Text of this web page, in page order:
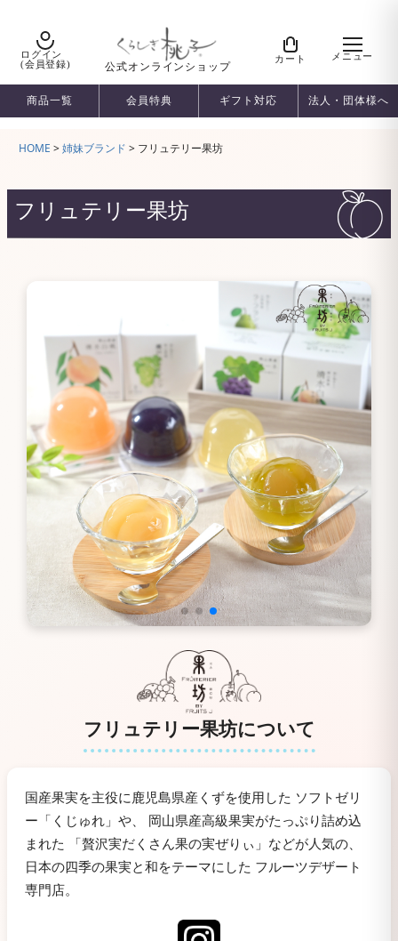
ログイン
(会員登録)
公式オンラインショップ
カート メニュー
商品一覧 会員特典 ギフト対応 法人・団体様へ
HOME 姉妹ブランド フリュテリー果坊
フリュテリー果坊
フリュテリー果坊について
国産果実を主役に鹿児島県産くずを使用した ソフトゼリ
ー「くじゅれ」や、 岡山県産高級果実がたっぷり詰め込
まれた 「贅沢実だくさん果の実ぜりぃ」などが人気の、
日本の四季の果実と和をテーマにした フルーツデザート
専門店。